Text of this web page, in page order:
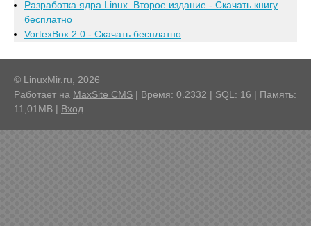
Разработка ядра Linux. Второе издание - Скачать книгу
бесплатно
VortexBox 2.0 - Скачать бесплатно
© LinuxMir.ru, 2026
Работает на MaxSite CMS | Время: 0.2332 | SQL: 16 | Память:
11,01MB | Вход